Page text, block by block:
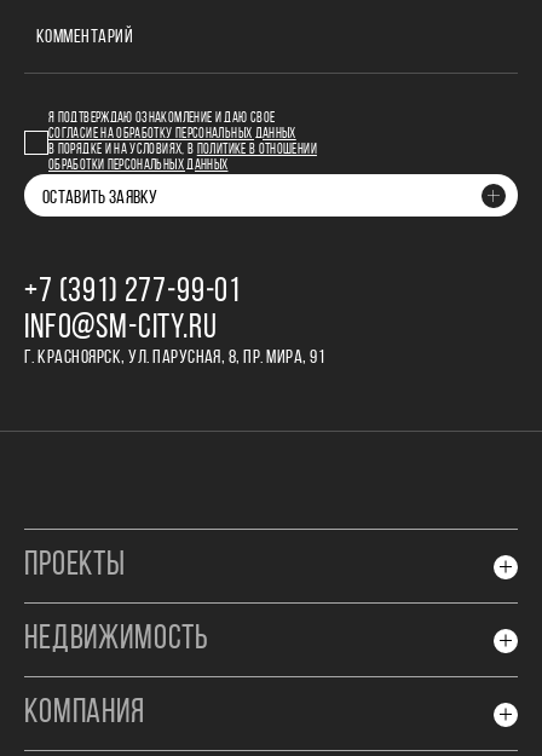
КОММЕНТАРИЙ
Я ПОДТВЕРЖДАЮ ОЗНАКОМЛЕНИЕ И ДАЮ СВОЕ
СОГЛАСИЕ НА ОБРАБОТКУ ПЕРСОНАЛЬНЫХ ДАННЫХ
В ПОРЯДКЕ И НА УСЛОВИЯХ, В
ПОЛИТИКЕ В ОТНОШЕНИИ
ОБРАБОТКИ ПЕРСОНАЛЬНЫХ ДАННЫХ
ОСТАВИТЬ ЗАЯВКУ
+7 (391) 277‒99‒01
INFO@SM-CITY.RU
Г. КРАСНОЯРСК, УЛ. ПАРУСНАЯ, 8, ПР. МИРА, 91
ПРОЕКТЫ
НЕДВИЖИМОСТЬ
КОМПАНИЯ